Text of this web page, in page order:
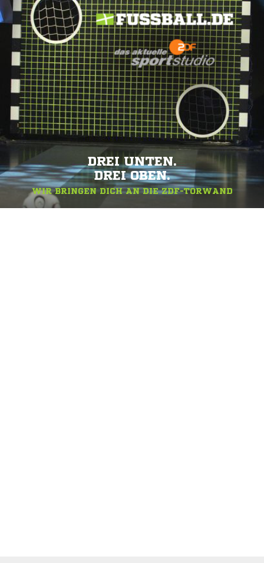
DREI UNTEN.
DREI OBEN.
WIR BRINGEN DICH AN DIE ZDF-TORWAND